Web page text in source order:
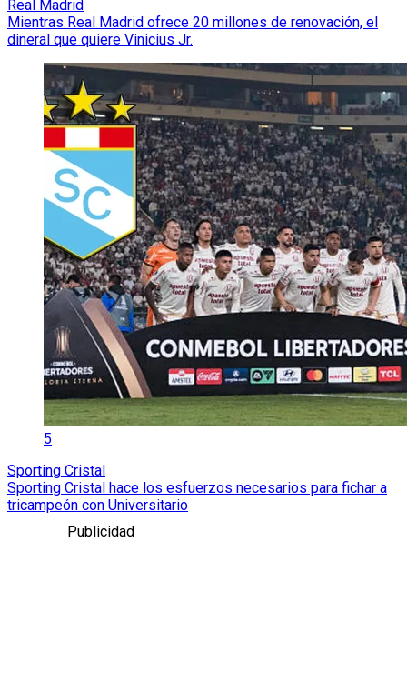
Real Madrid
Mientras Real Madrid ofrece 20 millones de renovación, el
dineral que quiere Vinicius Jr.
5
Sporting Cristal
Sporting Cristal hace los esfuerzos necesarios para fichar a
tricampeón con Universitario
Publicidad